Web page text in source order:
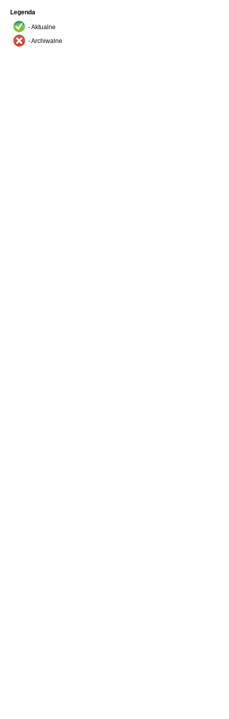
Legenda
- Aktualne
- Archiwalne